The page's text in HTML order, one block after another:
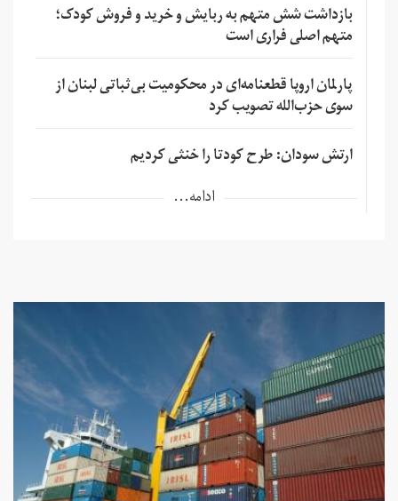
بازداشت شش متهم به ربایش و خرید و فروش کودک؛
متهم اصلی فراری است
پارلمان اروپا قطعنامه‌ای در محکومیت بی‌ثباتی لبنان از
سوی حزب‌الله تصویب کرد
ارتش سودان: طرح کودتا را خنثی کردیم
ادامه...